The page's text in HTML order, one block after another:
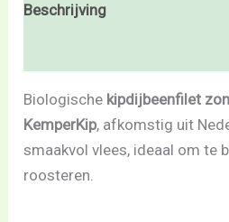
Beschrijving
Biologische kipdijbeenfilet
KemperKip, afkomstig uit
smaakvol vlees, ideaal om te
roosteren.